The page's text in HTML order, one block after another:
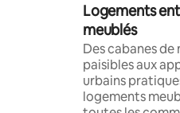
Logements
meublés
Des cabanes
paisibles aux
urbains
logements